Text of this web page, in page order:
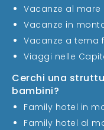
Vacanze al mare
Vacanze in
Vacanze a tema
Viaggi nelle
Cerchi una
bambini?
Family hotel in
Family hotel al